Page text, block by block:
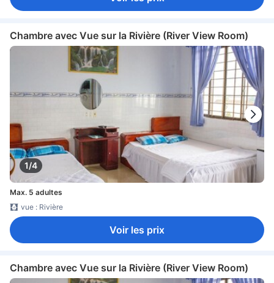
Chambre avec Vue sur la Rivière (River View Room)
1/4
Max. 5 adultes
vue : Rivière
Voir les prix
Chambre avec Vue sur la Rivière (River View Room)